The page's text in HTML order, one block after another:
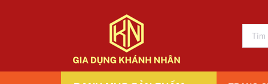
Giá bán: 14.000₫